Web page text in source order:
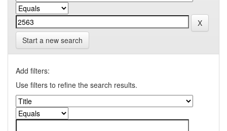
Start a new search
Add filters:
Use filters to refine the search results.